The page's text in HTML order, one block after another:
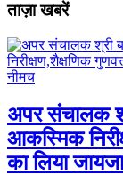
ताज़ा खबरें
नीमच
अपर संचालक
आकस्मिक
का लिया जायजा